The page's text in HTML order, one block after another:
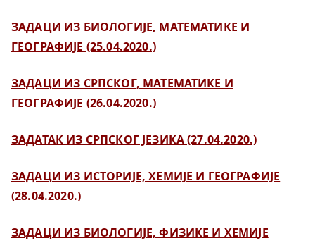
ЗАДАЦИ ИЗ БИОЛОГИЈЕ, МАТЕМАТИКЕ И
ГЕОГРАФИЈЕ (25.04.2020.)
ЗАДАЦИ ИЗ СРПСКОГ, МАТЕМАТИКЕ И
ГЕОГРАФИЈЕ (26.04.2020.)
ЗАДАТАК ИЗ СРПСКОГ ЈЕЗИКА (27.04.2020.)
ЗАДАЦИ ИЗ ИСТОРИЈЕ, ХЕМИЈЕ И ГЕОГРАФИЈЕ
(28.04.2020.)
ЗАДАЦИ ИЗ БИОЛОГИЈЕ, ФИЗИКЕ И ХЕМИЈЕ